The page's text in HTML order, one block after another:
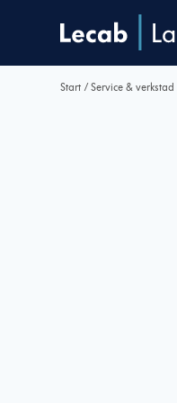
Start /Service & verkstad